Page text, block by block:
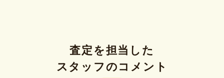
査定を担当した
スタッフのコメント